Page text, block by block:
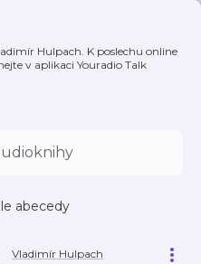
Hulpach. K poslechu online
v aplikaci Youradio Talk
abecedy
Vladimír Hulpach